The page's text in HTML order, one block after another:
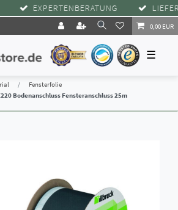
EXPERTENBERATUNG
0,00 EUR
☰
Fensterfolie
Bodenanschluss Fensteranschluss 25m